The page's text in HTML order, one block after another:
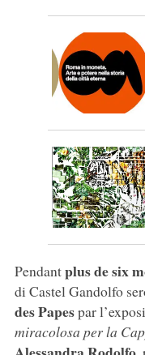
Pendantplus de six
di Castel Gandolfo
des Papespar
miracolosa per la